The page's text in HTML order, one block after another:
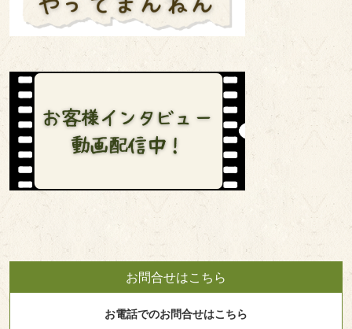
お問合せはこちら
お電話でのお問合せはこちら